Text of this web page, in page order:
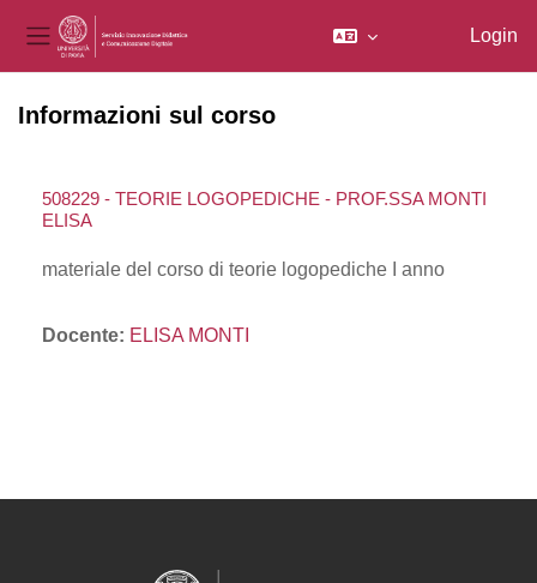
Pannello laterale
Login
Informazioni sul corso
508229 - TEORIE LOGOPEDICHE - PROF.SSA MONTI
ELISA
materiale del corso di teorie logopediche I anno
Docente: ELISA MONTI